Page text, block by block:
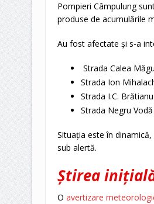
Pompieri Câmpulung
produse de acumulările
Au fost afectate și s-a
Strada Calea
Strada Ion
Strada I.C. Brătianu
Strada Negru Vodă
Situația este în
sub alertă.
Știrea
O avertizare